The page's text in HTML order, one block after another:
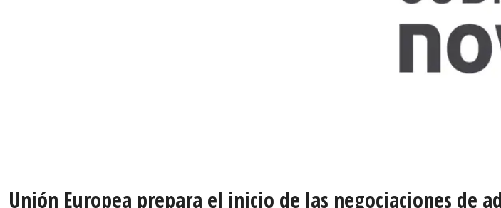
Unión Europea prepara el inicio de las negociaciones de